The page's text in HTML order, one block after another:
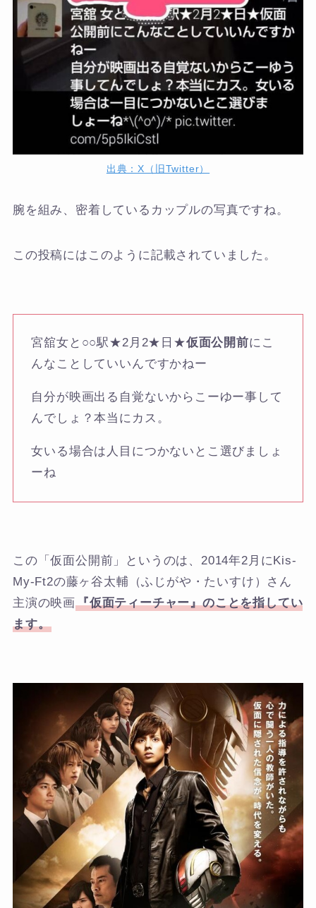
出典：X（旧Twitter）
腕を組み、密着しているカップルの写真ですね。
この投稿にはこのように記載されていました。
宮舘女と○○駅★2月2★日★仮面公開前にこ
んなことしていいんですかねー
自分が映画出る自覚ないからこーゆー事して
んでしょ？本当にカス。
女いる場合は人目につかないとこ選びましょ
ーね
この「仮面公開前」というのは、2014年2月にKis-
My-Ft2の藤ヶ谷太輔（ふじがや・たいすけ）さん
主演の映画『仮面ティーチャー』のことを指してい
ます。